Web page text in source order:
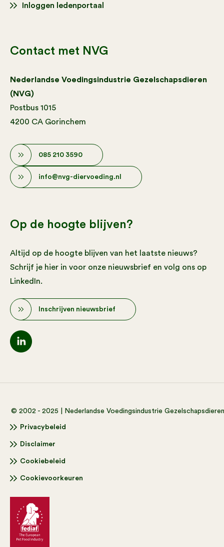
Inloggen ledenportaal
Contact met NVG
Nederlandse Voedingsindustrie Gezelschapsdieren
(NVG)
Postbus 1015
4200 CA Gorinchem
085 210 3590
info@nvg-diervoeding.nl
Op de hoogte blijven?
Altijd op de hoogte blijven van het laatste nieuws?
Schrijf je hier in voor onze nieuwsbrief en volg ons op
LinkedIn.
Inschrijven nieuwsbrief
© 2002 - 2025 | Nederlandse Voedingsindustrie
Privacybeleid
Disclaimer
Cookiebeleid
Cookievoorkeuren